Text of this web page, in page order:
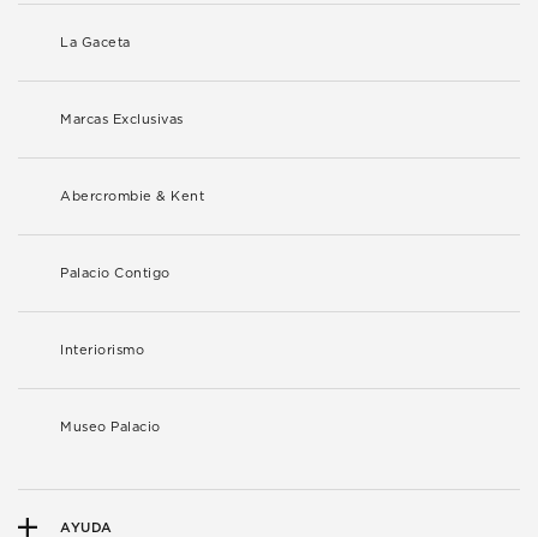
La Gaceta
Marcas Exclusivas
Abercrombie & Kent
Palacio Contigo
Interiorismo
Museo Palacio
AYUDA